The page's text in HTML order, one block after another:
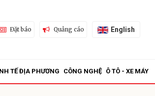
Đặt báo Quảng cáo English
TẾ ĐỊA PHƯƠNG CÔNG NGHỆ Ô TÔ - XE MÁY